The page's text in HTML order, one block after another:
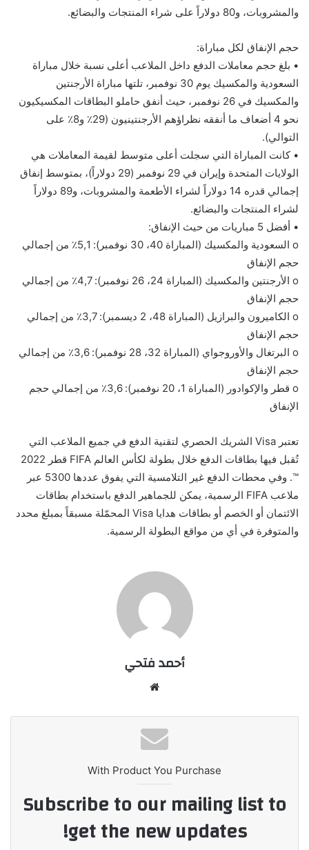
والمشروبات، و80 دولاراً على شراء المنتجات والبضائع.
حجم الإنفاق لكل مباراة:
• بلغ حجم معاملات الدفع داخل الملاعب أعلى نسبة خلال مباراة
السعودية والمكسيك يوم 30 نوفمبر، تلتها مباراة الأرجنتين
والمكسيك في 26 نوفمبر، حيث أنفق حاملو البطاقات المكسيكيون
نحو 4 أضعاف ما أنفقه نظراؤهم الأرجنتينيون (29٪ و8٪ على
التوالي).
• كانت المباراة التي سجلت أعلى متوسط لقيمة المعاملات هي
الولايات المتحدة وإيران في 29 نوفمبر (29 دولاراً)، بمتوسط إنفاق
إجمالي قدره 14 دولاراً لشراء الأطعمة والمشروبات، و89 دولاراً
لشراء المنتجات والبضائع.
• أفضل 5 مباريات من حيث الإنفاق:
o السعودية والمكسيك (المباراة 40، 30 نوفمبر): 5,1٪ من إجمالي
حجم الإنفاق
o الأرجنتين والمكسيك (المباراة 24، 26 نوفمبر): 4,7٪ من إجمالي
حجم الإنفاق
o الكاميرون والبرازيل (المباراة 48، 2 ديسمبر): 3,7٪ من إجمالي
حجم الإنفاق
o البرتغال والأوروجواي (المباراة 32، 28 نوفمبر): 3,6٪ من إجمالي
حجم الإنفاق
o قطر والإكوادور (المباراة 1، 20 نوفمبر): 3,6٪ من إجمالي حجم
الإنفاق
تعتبر Visa الشريك الحصري لتقنية الدفع في جميع الملاعب التي
تُقبل فيها بطاقات الدفع خلال بطولة لكأس العالم FIFA قطر 2022
™. وفي محطات الدفع غير التلامسية التي يفوق عددها 5300 عبر
ملاعب FIFA الرسمية، يمكن للجماهير الدفع باستخدام بطاقات
الائتمان أو الخصم أو بطاقات هدايا Visa المحمّلة مسبقاً بمبلغ محدد
والمتوفرة في أي من مواقع البطولة الرسمية.
أحمد فتحي
With Product You Purchase
Subscribe to our mailing list to
get the new updates!